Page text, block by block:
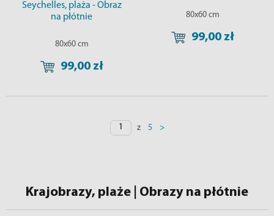
80x60 cm
99,00 zł
Seychelles, plaża - Obraz
na płótnie
80x60 cm
99,00 zł
z 5 >
Krajobrazy, plaże | Obrazy na płótnie